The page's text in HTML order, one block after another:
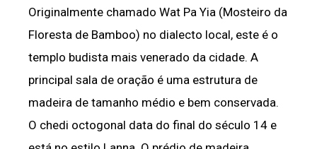
Originalmente chamado Wat Pa Yia (Mosteiro da
Floresta de Bamboo) no dialecto local, este é o
templo budista mais venerado da cidade. A
principal sala de oração é uma estrutura de
madeira de tamanho médio e bem conservada.
O chedi octogonal data do final do século 14 e